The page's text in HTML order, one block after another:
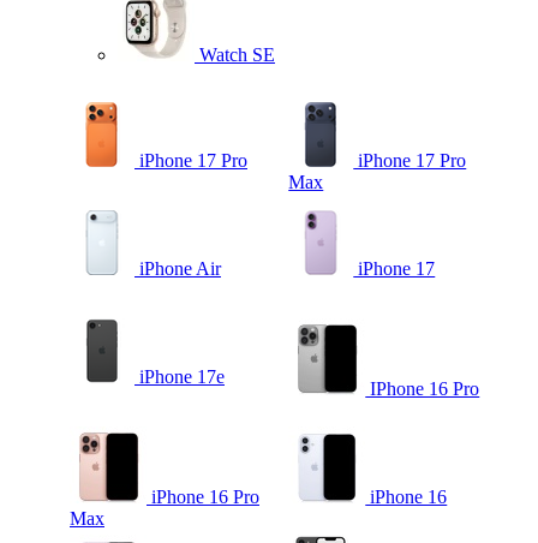
Watch SE
iPhone 17 Pro
iPhone 17 Pro
Max
iPhone Air iPhone 17
iPhone 17e
IPhone 16 Pro
iPhone 16 Pro
Max
iPhone 16